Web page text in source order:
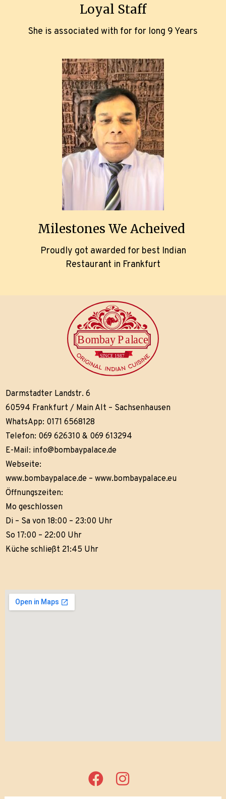
Milestones We Acheived ​
Proudly got awarded for best Indian
Restaurant in Frankfurt
Loyal Staff
She is associated with for for long 9 Years
Darmstadter Landstr. 6
60594 Frankfurt / Main Alt – Sachsenhausen
WhatsApp: 0171 6568128
Telefon: 069 626310 & 069 613294
E-Mail: info@bombaypalace.de
Webseite:
www.bombaypalace.de – www.bombaypalace.eu
Öffnungszeiten:
Mo geschlossen
Di – Sa von 18:00 – 23:00 Uhr
So 17:00 – 22:00 Uhr
Küche schließt 21:45 Uhr